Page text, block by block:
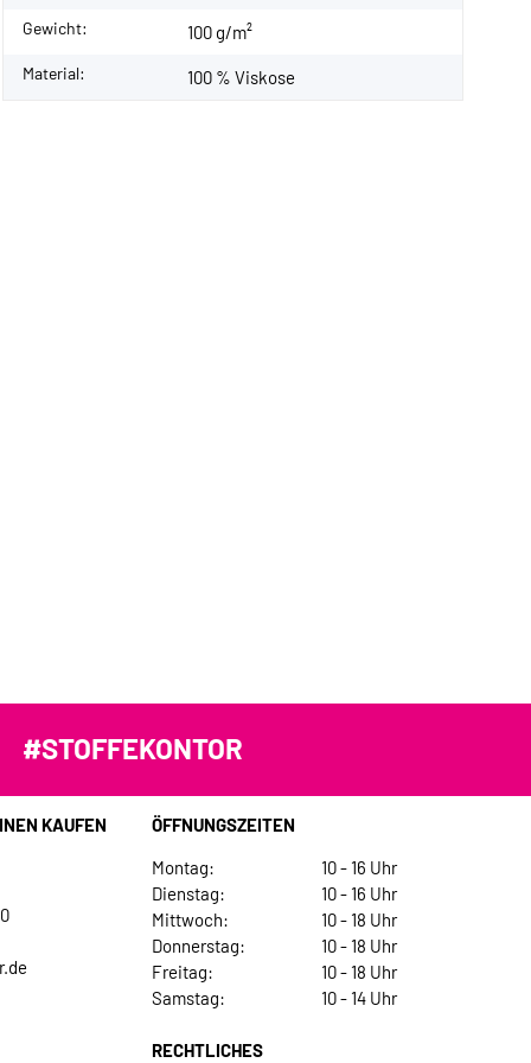
Gewicht: 100 g/m²
Material: 100 % Viskose
#STOFFEKONTOR
KAUFEN
ÖFFNUNGSZEITEN
Montag:
10 - 16 Uhr
Dienstag:
10 - 16 Uhr
Mittwoch:
10 - 18 Uhr
Donnerstag:
10 - 18 Uhr
Freitag:
10 - 18 Uhr
Samstag:
10 - 14 Uhr
RECHTLICHES